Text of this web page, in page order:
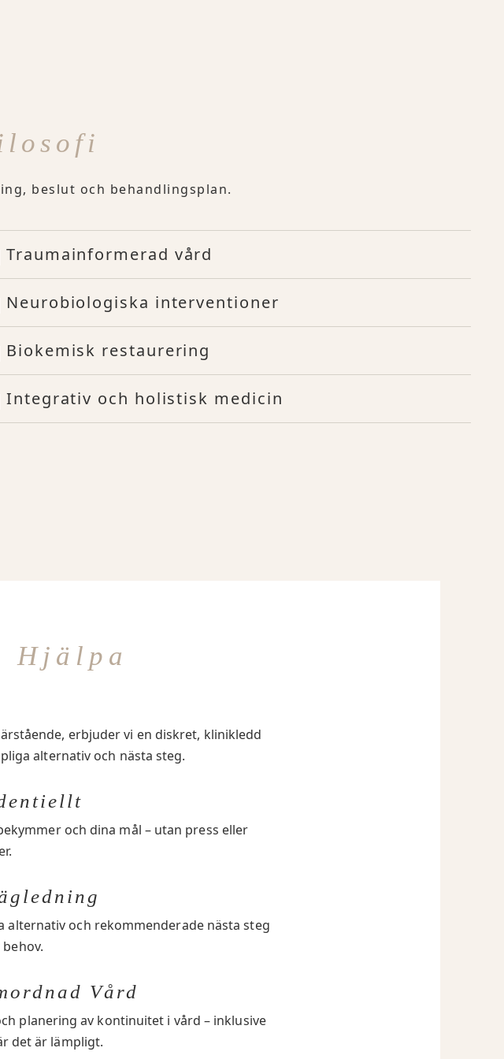
beslut och behandlingsplan.
Traumainformerad vård
Neurobiologiska interventioner
Biokemisk restaurering
Integrativ och holistisk medicin
Hjälpa
erbjuder vi en diskret, klinikledd
alternativ och nästa steg.
och dina mål – utan press eller
och rekommenderade nästa steg
Vård
planering av kontinuitet i vård – inklusive
det är lämpligt.